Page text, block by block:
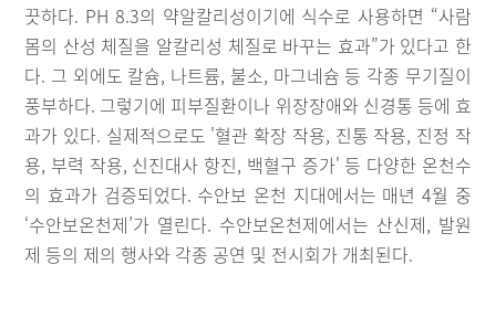
끗하다. PH 8.3의 약알칼리성이기에 식수로 사용하면 “사람
몸의 산성 체질을 알칼리성 체질로 바꾸는 효과”가 있다고 한
다. 그 외에도 칼슘, 나트륨, 불소, 마그네슘 등 각종 무기질이
풍부하다. 그렇기에 피부질환이나 위장장애와 신경통 등에 효
과가 있다. 실제적으로도 '혈관 확장 작용, 진통 작용, 진정 작
용, 부력 작용, 신진대사 항진, 백혈구 증가' 등 다양한 온천수
의 효과가 검증되었다. 수안보 온천 지대에서는 매년 4월 중
‘수안보온천제’가 열린다. 수안보온천제에서는 산신제, 발원
제 등의 제의 행사와 각종 공연 및 전시회가 개최된다.